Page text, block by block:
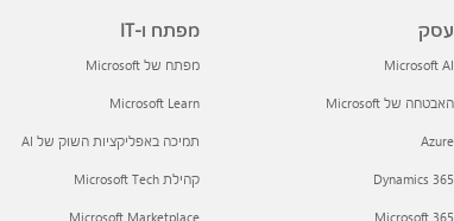
עסק
Microsoft AI
האבטחה של Microsoft
Azure
Dynamics 365
Microsoft 365
מפתח ו-IT
מפתח של Microsoft
Microsoft Learn
תמיכה באפליקציות השוק של AI
קהילת Microsoft Tech
Microsoft Marketplace